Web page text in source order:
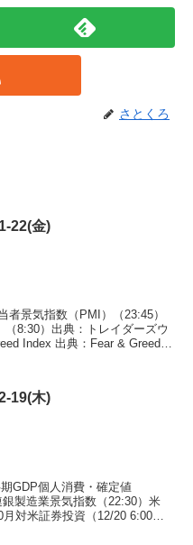
さとくろ
22(金)
者景気指数（PMI）（23:45）
8:30）出典：トレイダーズウ
Index 出典：Fear & Greed
19(木)
GDP個人消費・確定値
銀製造業景気指数（22:30）米
対米証券投資（12/20 6:00）